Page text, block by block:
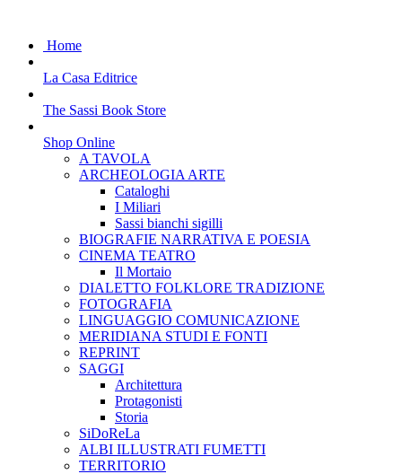
Home
La Casa Editrice
The Sassi Book Store
Shop Online
A TAVOLA
ARCHEOLOGIA ARTE
Cataloghi
I Miliari
Sassi bianchi sigilli
BIOGRAFIE NARRATIVA E POESIA
CINEMA TEATRO
Il Mortaio
DIALETTO FOLKLORE TRADIZIONE
FOTOGRAFIA
LINGUAGGIO COMUNICAZIONE
MERIDIANA STUDI E FONTI
REPRINT
SAGGI
Architettura
Protagonisti
Storia
SiDoReLa
ALBI ILLUSTRATI FUMETTI
TERRITORIO